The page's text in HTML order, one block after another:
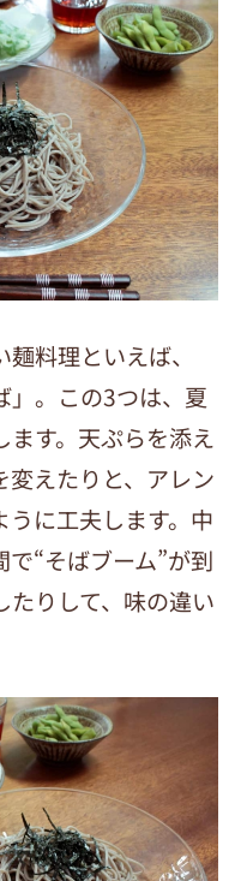
料理といえば、
」。この3つは、夏
す。天ぷらを添え
変えたりと、アレン
に工夫します。中
“そばブーム”が到
りして、味の違い